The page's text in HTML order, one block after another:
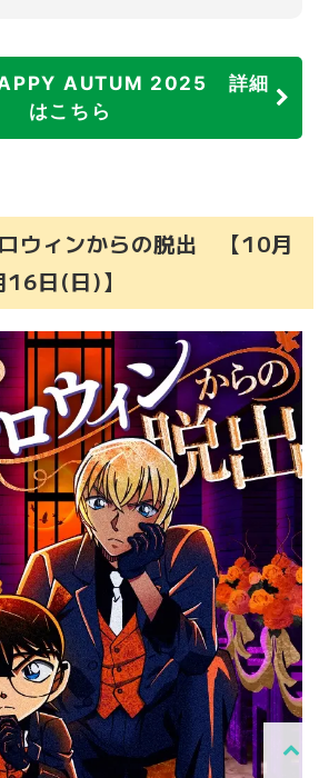
AUTUM 2025 詳細
はこちら
ウィンからの脱出 【10月
日(日)】